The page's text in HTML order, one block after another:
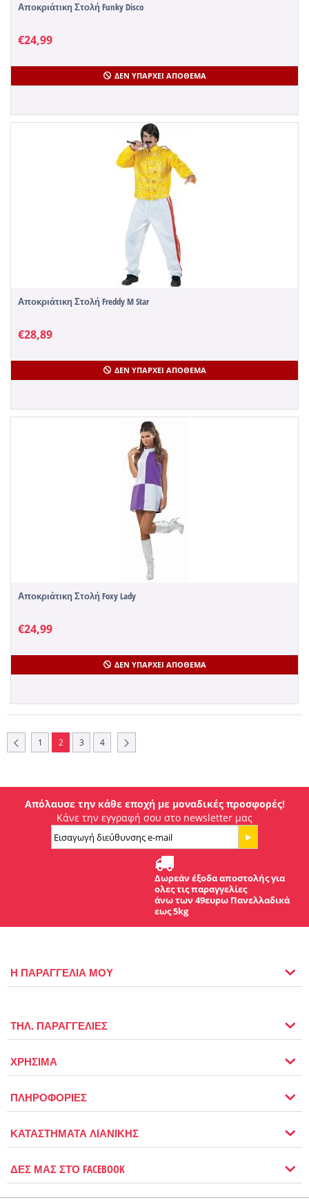
Αποκριάτικη Στολή Funky Disco
€24,99
ΔΕΝ ΥΠΆΡΧΕΙ ΑΠΌΘΕΜΑ
Αποκριάτικη Στολή Freddy M Star
€28,89
ΔΕΝ ΥΠΆΡΧΕΙ ΑΠΌΘΕΜΑ
Αποκριάτικη Στολή Foxy Lady
€24,99
ΔΕΝ ΥΠΆΡΧΕΙ ΑΠΌΘΕΜΑ
1 2 3 4
Απόλαυσε την κάθε εποχή με μοναδικές προσφορές!
Κάνε την εγγραφή σου στο newsletter μας
Δωρεάν έξοδα αποστολής για
ολες τις παραγγελίες
άνω των 49ευρω Πανελλαδικά
εως 5kg
Η ΠΑΡΑΓΓΕΛΙΑ ΜΟΥ
ΤΗΛ. ΠΑΡΑΓΓΕΛΙΕΣ
ΧΡΗΣΙΜΑ
ΠΛΗΡΟΦΟΡΙΕΣ
ΚΑΤΑΣΤΗΜΑΤΑ ΛΙΑΝΙΚΗΣ
ΔΕΣ ΜΑΣ ΣΤΟ FACEBOOK